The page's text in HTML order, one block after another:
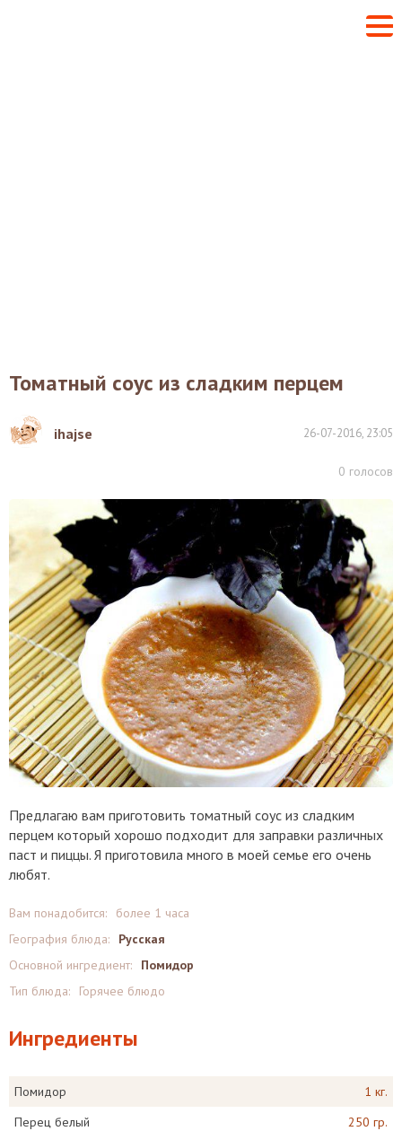
Томатный соус из сладким перцем
ihajse 26-07-2016, 23:05
0 голосов
Предлагаю вам приготовить томатный соус из сладким
перцем который хорошо подходит для заправки различных
паст и пиццы. Я приготовила много в моей семье его очень
любят.
Вам понадобится:
более 1 часа
География блюда:
Русская
Основной ингредиент:
Помидор
Тип блюда:
Горячее блюдо
Ингредиенты
Помидор
1 кг.
Перец белый
250 гр.